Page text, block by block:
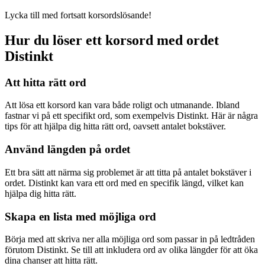
Lycka till med fortsatt korsordslösande!
Hur du löser ett korsord med ordet
Distinkt
Att hitta rätt ord
Att lösa ett korsord kan vara både roligt och utmanande. Ibland
fastnar vi på ett specifikt ord, som exempelvis Distinkt. Här är några
tips för att hjälpa dig hitta rätt ord, oavsett antalet bokstäver.
Använd längden på ordet
Ett bra sätt att närma sig problemet är att titta på antalet bokstäver i
ordet. Distinkt kan vara ett ord med en specifik längd, vilket kan
hjälpa dig hitta rätt.
Skapa en lista med möjliga ord
Börja med att skriva ner alla möjliga ord som passar in på ledtråden
förutom Distinkt. Se till att inkludera ord av olika längder för att öka
dina chanser att hitta rätt.